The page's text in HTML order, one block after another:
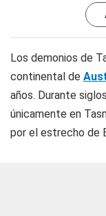
Los demonios de
continental de
años. Durante
únicamente en
por el estrecho de